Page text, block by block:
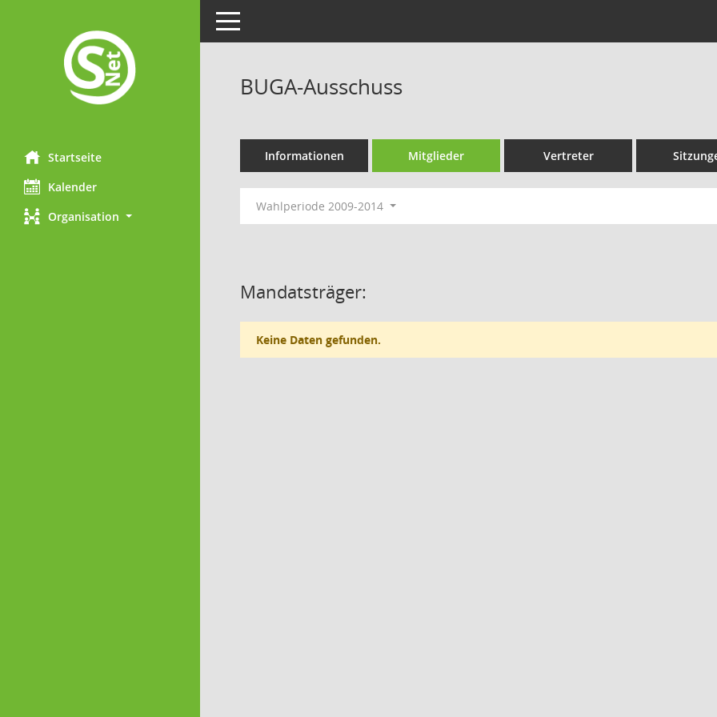
Startseite
Kalender
Organisation
Toggle navigation
BUGA-Ausschuss
Informationen Mitglieder Vertreter
Wahlperiode 2009-2014
Mandatsträger:
Keine Daten gefunden.